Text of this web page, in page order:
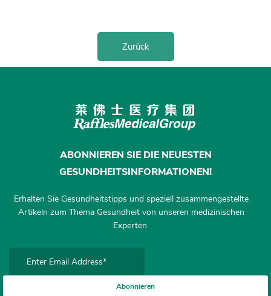
Zurück
ABONNIEREN SIE DIE NEUESTEN
GESUNDHEITSINFORMATIONEN!
Erhalten Sie Gesundheitstipps und speziell zusammengestellte
Artikeln zum Thema Gesundheit von unseren medizinischen
Experten.
Abonnieren